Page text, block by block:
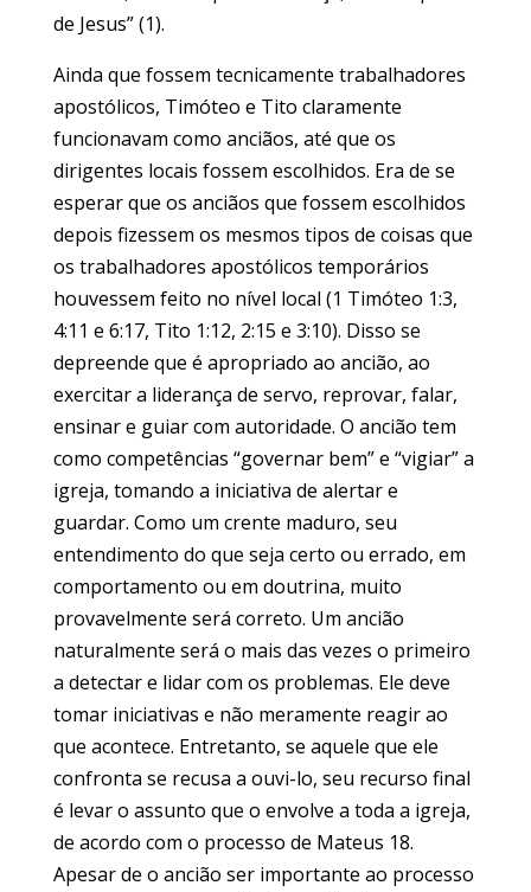
de Jesus” (1).
Ainda que fossem tecnicamente trabalhadores
apostólicos, Timóteo e Tito claramente
funcionavam como anciãos, até que os
dirigentes locais fossem escolhidos. Era de se
esperar que os anciãos que fossem escolhidos
depois fizessem os mesmos tipos de coisas que
os trabalhadores apostólicos temporários
houvessem feito no nível local (1 Timóteo 1:3,
4:11 e 6:17, Tito 1:12, 2:15 e 3:10). Disso se
depreende que é apropriado ao ancião, ao
exercitar a liderança de servo, reprovar, falar,
ensinar e guiar com autoridade. O ancião tem
como competências “governar bem” e “vigiar” a
igreja, tomando a iniciativa de alertar e
guardar. Como um crente maduro, seu
entendimento do que seja certo ou errado, em
comportamento ou em doutrina, muito
provavelmente será correto. Um ancião
naturalmente será o mais das vezes o primeiro
a detectar e lidar com os problemas. Ele deve
tomar iniciativas e não meramente reagir ao
que acontece. Entretanto, se aquele que ele
confronta se recusa a ouvi-lo, seu recurso final
é levar o assunto que o envolve a toda a igreja,
de acordo com o processo de Mateus 18.
Apesar de o ancião ser importante ao processo